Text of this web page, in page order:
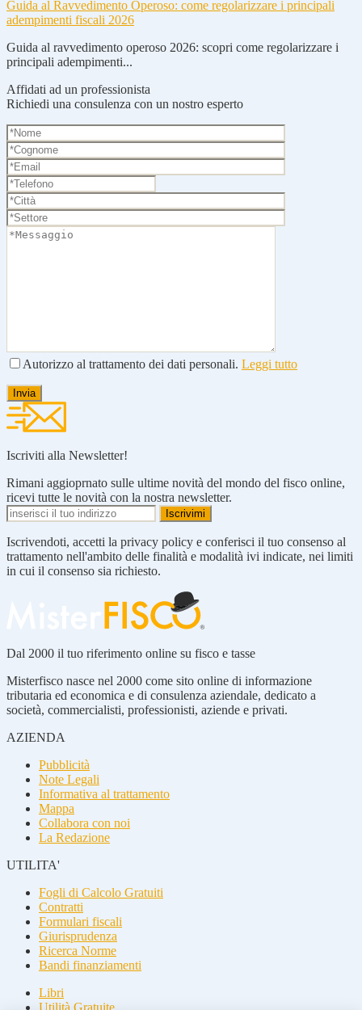
Guida al Ravvedimento Operoso: come regolarizzare i principali
adempimenti fiscali 2026
Guida al ravvedimento operoso 2026: scopri come regolarizzare i
principali adempimenti...
Affidati ad un professionista
Richiedi una consulenza con un nostro esperto
Autorizzo al trattamento dei dati personali. Leggi tutto
Iscriviti alla Newsletter!
Rimani aggioprnato sulle ultime novità del mondo del fisco online,
ricevi tutte le novità con la nostra newsletter.
Iscrivendoti, accetti la privacy policy e conferisci il tuo consenso al
trattamento nell'ambito delle finalità e modalità ivi indicate, nei limiti
in cui il consenso sia richiesto.
Dal 2000 il tuo riferimento online su fisco e tasse
Misterfisco nasce nel 2000 come sito online di informazione
tributaria ed economica e di consulenza aziendale, dedicato a
società, commercialisti, professionisti, aziende e privati.
AZIENDA
Pubblicità
Note Legali
Informativa al trattamento
Mappa
Collabora con noi
La Redazione
UTILITA'
Fogli di Calcolo Gratuiti
Contratti
Formulari fiscali
Giurisprudenza
Ricerca Norme
Bandi finanziamenti
Libri
Utilità Gratuite